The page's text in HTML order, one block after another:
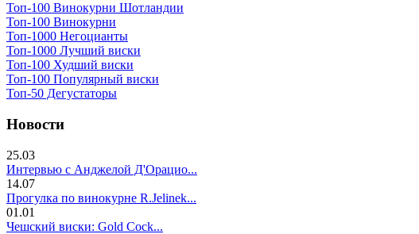
Топ-100 Винокурни Шотландии
Топ-100 Винокурни
Топ-1000 Негоцианты
Топ-1000 Лучший виски
Топ-100 Худший виски
Топ-100 Популярный виски
Топ-50 Дегустаторы
Новости
25.03
Интервью с Анджелой Д'Орацио...
14.07
Прогулка по винокурне R.Jelinek...
01.01
Чешский виски: Gold Cock...